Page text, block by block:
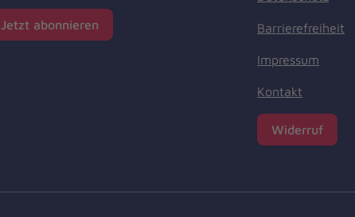
Jetzt abonnieren Barrierefreiheit
Impressum
Kontakt
Widerruf